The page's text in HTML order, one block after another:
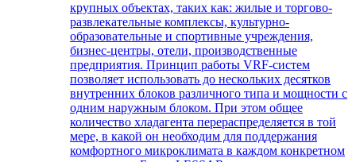
крупных объектах, таких как: жилые и торгово-
развлекательные комплексы, культурно-
образовательные и спортивные учреждения,
бизнес-центры, отели, производственные
предприятия. Принцип работы VRF-систем
позволяет использовать до нескольких десятков
внутренних блоков различного типа и мощности с
одним наружным блоком. При этом общее
количество хладагента перераспределяется в той
мере, в какой он необходим для поддержания
комфортного микроклимата в каждом конкретном